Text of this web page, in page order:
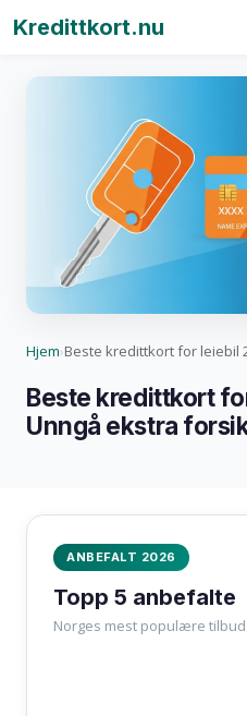
Kredittkort.nu
Hjem›Beste kredittkort for leiebil
Beste kredittkort
Unngå ekstra
ANBEFALT 2026
Topp 5 anbefalte
Norges mest populære